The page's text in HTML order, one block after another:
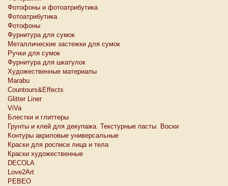
Фотофоны и фотоатрибутика
Фотоатрибутика
Фотофоны
Фурнитура для сумок
Металлические застежки для сумок
Ручки для сумок
Фурнитура для шкатулок
Художественные материалы
Marabu
Countours&Effects
Glitter Liner
ViVa
Блестки и глиттеры
Грунты и клей для декупажа. Текстурные пасты. Воски
Контуры акриловые универсальные
Краски для росписи лица и тела
Краски художественные
DECOLA
Love2Art
PEBEO